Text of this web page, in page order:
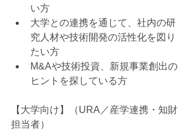
い方
大学との連携を通じて、社内の研
究人材や技術開発の活性化を図り
たい方
M&Aや技術投資、新規事業創出の
ヒントを探している方
【大学向け】（URA／産学連携・知財
担当者）